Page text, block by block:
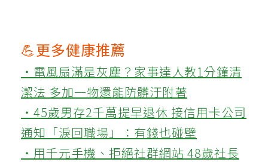
💪更多健康推薦
‧電風扇滿是灰塵？家事達人教1分鐘清
潔法 多加一物還能防髒汙附著
‧45歲男存2千萬提早退休 接信用卡公司
通知「淚回職場」：有錢也碰壁
‧用千元手機、拒絕社群網站 48歲社長